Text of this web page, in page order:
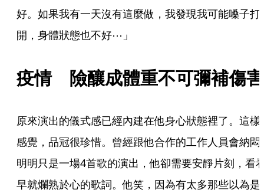
好。如果我有一天沒有這麼做，我發現我可能嗓子打
開，身體狀態也不好⋯」
疫情　險釀成體重不可彌補傷害
原來演出的儀式感已經內建在他身心狀態裡了。這樣
感覺，品冠很珍惜。曾經跟他合作的工作人員會納悶
明明只是一場4首歌的演出，他卻需要安靜片刻，看
早就爛熟於心的歌詞。他笑，因為有太多那些以為是